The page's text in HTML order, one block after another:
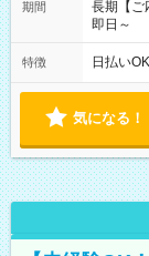
期間
長期【ご
即日～
特徴 日払いOK
気になる！